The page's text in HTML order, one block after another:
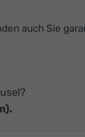
auch Sie